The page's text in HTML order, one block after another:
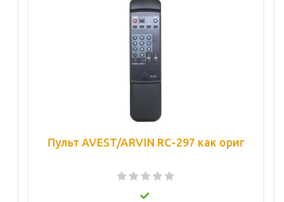
Пульт AVEST/ARVIN RC-297 как ориг